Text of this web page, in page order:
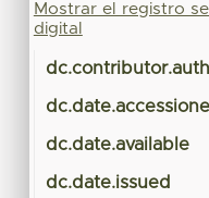
Mostrar el registro
digital
dc.date.available
dc.date.issued